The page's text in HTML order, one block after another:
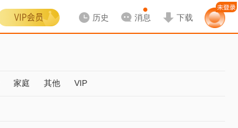
历史 消息 下载
家庭 其他 VIP